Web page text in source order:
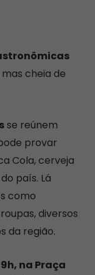
mas cheia de
se reúnem
provar
Cola, cerveja
país. Lá
como
diversos
da região.
na Praça